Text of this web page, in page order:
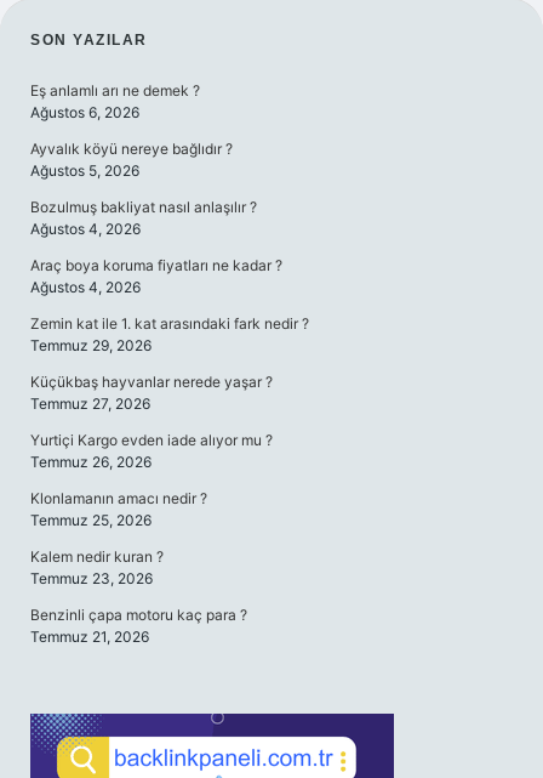
SIDEBAR
SON YAZILAR
Eş anlamlı arı ne demek ?
Ağustos 6, 2026
Ayvalık köyü nereye bağlıdır ?
Ağustos 5, 2026
Bozulmuş bakliyat nasıl anlaşılır ?
Ağustos 4, 2026
Araç boya koruma fiyatları ne kadar ?
Ağustos 4, 2026
Zemin kat ile 1. kat arasındaki fark nedir ?
Temmuz 29, 2026
Küçükbaş hayvanlar nerede yaşar ?
Temmuz 27, 2026
Yurtiçi Kargo evden iade alıyor mu ?
Temmuz 26, 2026
Klonlamanın amacı nedir ?
Temmuz 25, 2026
Kalem nedir kuran ?
Temmuz 23, 2026
Benzinli çapa motoru kaç para ?
Temmuz 21, 2026